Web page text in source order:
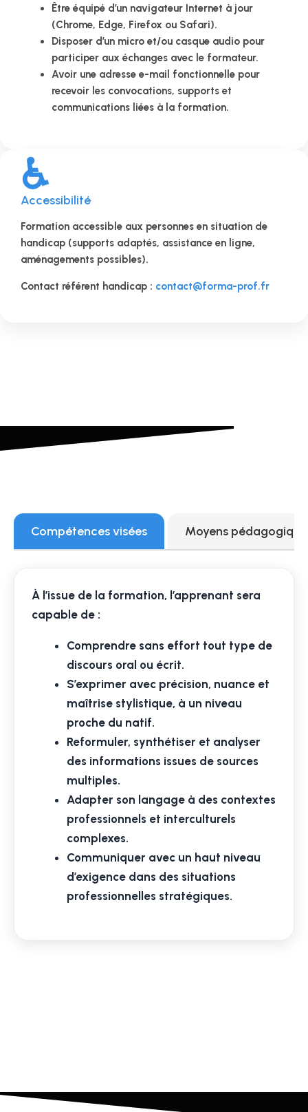
Être équipé d’un navigateur Internet à jour
(Chrome, Edge, Firefox ou Safari).
Disposer d’un micro et/ou casque audio pour
participer aux échanges avec le formateur.
Avoir une adresse e-mail fonctionnelle pour
recevoir les convocations, supports et
communications liées à la formation.
♿
Accessibilité
Formation accessible aux personnes en situation de
handicap (supports adaptés, assistance en ligne,
aménagements possibles).
Contact référent handicap : contact@forma-prof.fr
Compétences visées Moyens
À l’issue de la formation, l’apprenant sera
capable de :
Comprendre sans effort tout type de
discours oral ou écrit.
S’exprimer avec précision, nuance et
maîtrise stylistique, à un niveau
proche du natif.
Reformuler, synthétiser et analyser
des informations issues de sources
multiples.
Adapter son langage à des contextes
professionnels et interculturels
complexes.
Communiquer avec un haut niveau
d’exigence dans des situations
professionnelles stratégiques.